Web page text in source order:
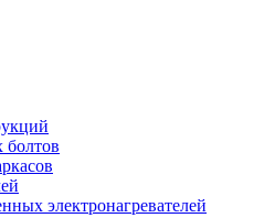
болтов
электронагревателей